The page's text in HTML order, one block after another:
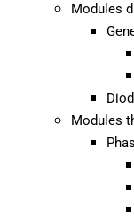
Modules
Modules